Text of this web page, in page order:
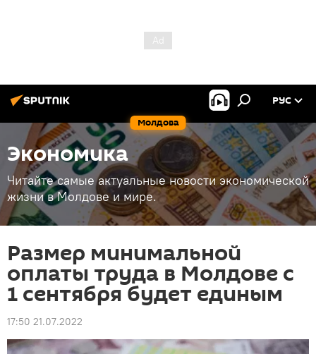
Молдова
РУС
Экономика
Читайте самые актуальные новости экономической
жизни в Молдове и мире.
Размер минимальной
оплаты труда в Молдове с
1 сентября будет единым
17:50 21.07.2022